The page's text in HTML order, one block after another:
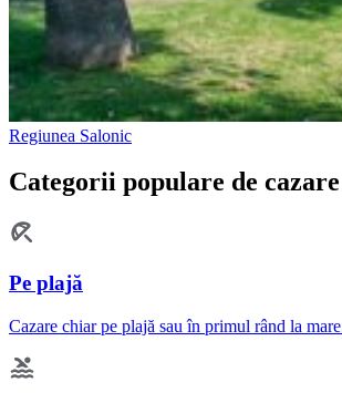
Regiunea Salonic
Categorii populare de cazare
Pe plajă
Cazare chiar pe plajă sau în primul rând la